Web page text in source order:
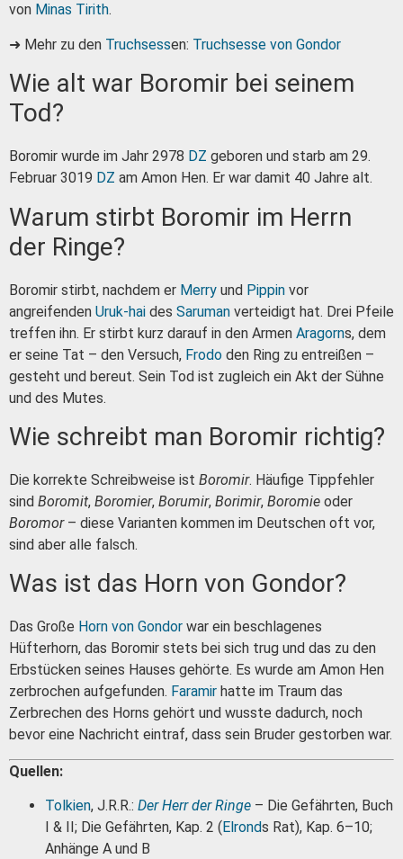
von Minas Tirith.
➜ Mehr zu den Truchsessen: Truchsesse von Gondor
Wie alt war Boromir bei seinem
Tod?
Boromir wurde im Jahr 2978 DZ geboren und starb am 29.
Februar 3019 DZ am Amon Hen. Er war damit 40 Jahre alt.
Warum stirbt Boromir im Herrn
der Ringe?
Boromir stirbt, nachdem er Merry und Pippin vor
angreifenden Uruk-hai des Saruman verteidigt hat. Drei Pfeile
treffen ihn. Er stirbt kurz darauf in den Armen Aragorns, dem
er seine Tat – den Versuch, Frodo den Ring zu entreißen –
gesteht und bereut. Sein Tod ist zugleich ein Akt der Sühne
und des Mutes.
Wie schreibt man Boromir richtig?
Die korrekte Schreibweise ist Boromir. Häufige Tippfehler
sind Boromit, Boromier, Borumir, Borimir, Boromie oder
Boromor– diese Varianten kommen im Deutschen oft vor,
sind aber alle falsch.
Was ist das Horn von Gondor?
Das Große Horn von Gondor war ein beschlagenes
Hüfterhorn, das Boromir stets bei sich trug und das zu den
Erbstücken seines Hauses gehörte. Es wurde am Amon Hen
zerbrochen aufgefunden. Faramir hatte im Traum das
Zerbrechen des Horns gehört und wusste dadurch, noch
bevor eine Nachricht eintraf, dass sein Bruder gestorben war.
Quellen:
Tolkien, J.R.R.: Der Herr der Ringe – Die Gefährten, Buch
I & II; Die Gefährten, Kap. 2 (Elronds Rat), Kap. 6–10;
Anhänge A und B